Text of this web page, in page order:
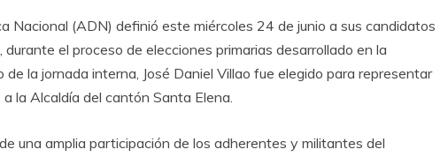
Nacional (ADN) definió este miércoles 24 de junio a sus candidatos
el proceso de elecciones primarias desarrollado en la
la jornada interna, José Daniel Villao fue elegido para representar
la Alcaldía del cantón Santa Elena.
una amplia participación de los adherentes y militantes del